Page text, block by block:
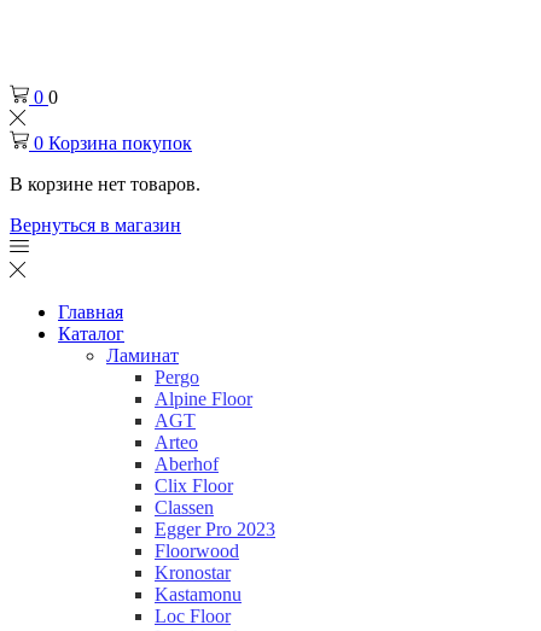
0 0
0 Корзина покупок
В корзине нет товаров.
Вернуться в магазин
Главная
Каталог
Ламинат
Pergo
Alpine Floor
AGT
Arteo
Aberhof
Clix Floor
Classen
Egger Pro 2023
Floorwood
Kronostar
Kastamonu
Loc Floor